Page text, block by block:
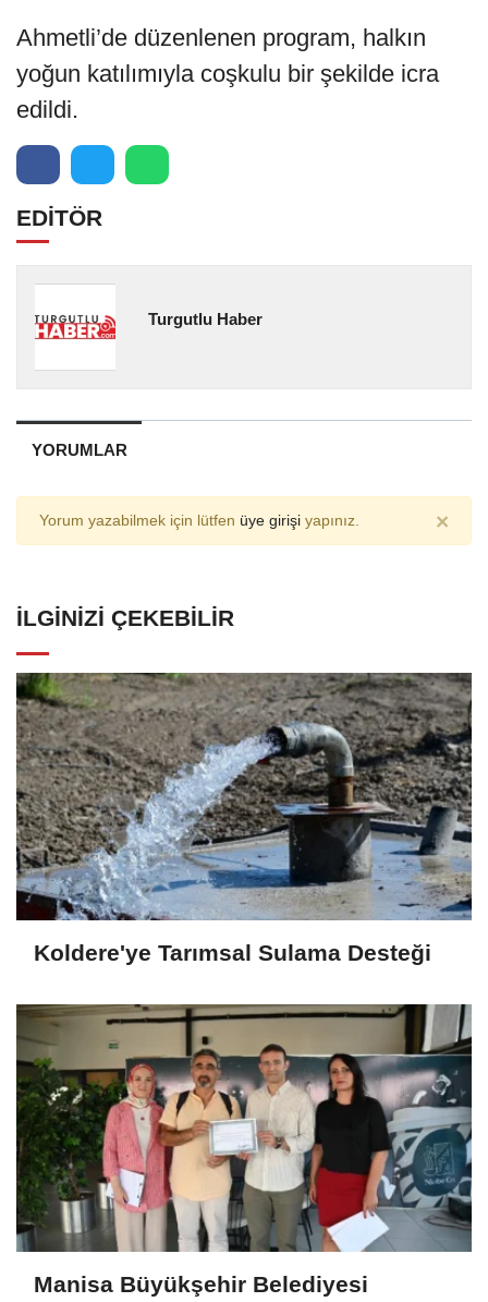
Ahmetli’de düzenlenen program, halkın
yoğun katılımıyla coşkulu bir şekilde icra
edildi.
EDİTÖR
Turgutlu Haber
YORUMLAR
Yorum yazabilmek için lütfen üye girişi yapınız. ×
İLGINIZI ÇEKEBILIR
Koldere'ye Tarımsal Sulama Desteği
Manisa Büyükşehir Belediyesi